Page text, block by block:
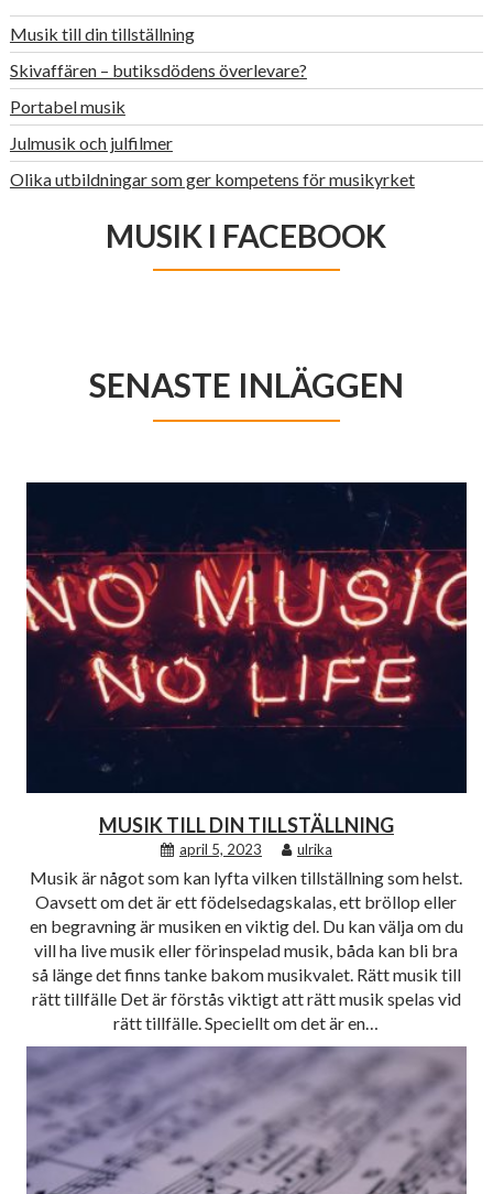
Musik till din tillställning
Skivaffären – butiksdödens överlevare?
Portabel musik
Julmusik och julfilmer
Olika utbildningar som ger kompetens för musikyrket
MUSIK I FACEBOOK
SENASTE INLÄGGEN
MUSIK TILL DIN TILLSTÄLLNING
april 5, 2023 ulrika
Musik är något som kan lyfta vilken tillställning som helst.
Oavsett om det är ett födelsedagskalas, ett bröllop eller
en begravning är musiken en viktig del. Du kan välja om du
vill ha live musik eller förinspelad musik, båda kan bli bra
så länge det finns tanke bakom musikvalet. Rätt musik till
rätt tillfälle Det är förstås viktigt att rätt musik spelas vid
rätt tillfälle. Speciellt om det är en…